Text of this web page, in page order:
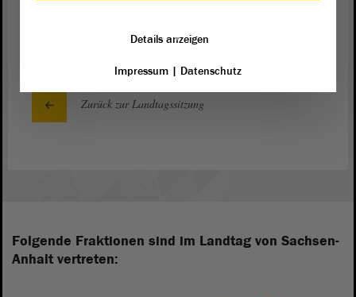
Zurück zur Landtagssitzung
Folgende Fraktionen sind im Landtag von Sachsen-
Anhalt vertreten:
Details anzeigen
Impressum| Datenschutz